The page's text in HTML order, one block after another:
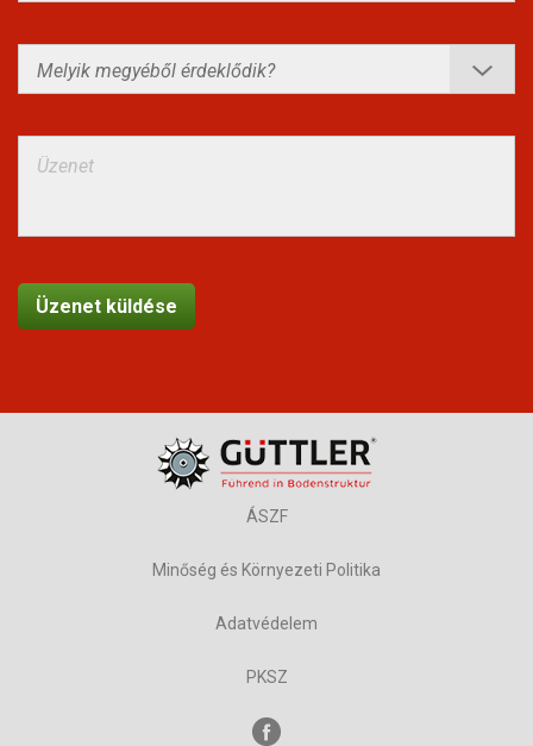
ÁSZF
Minőség és Környezeti Politika
Adatvédelem
PKSZ